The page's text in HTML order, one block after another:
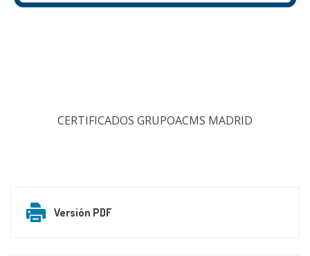
CERTIFICADOS GRUPOACMS MADRID
Versión PDF